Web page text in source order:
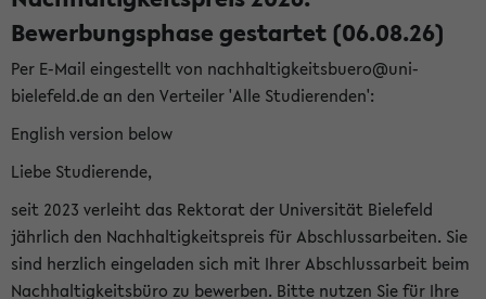
Bewerbungsphase gestartet (06.08.26)
Per E-Mail eingestellt von nachhaltigkeitsbuero@uni-
bielefeld.de an den Verteiler 'Alle Studierenden':
English version below
Liebe Studierende,
seit 2023 verleiht das Rektorat der Universität Bielefeld
jährlich den Nachhaltigkeitspreis für Abschlussarbeiten. Sie
sind herzlich eingeladen sich mit Ihrer Abschlussarbeit beim
Nachhaltigkeitsbüro zu bewerben. Bitte nutzen Sie für Ihre